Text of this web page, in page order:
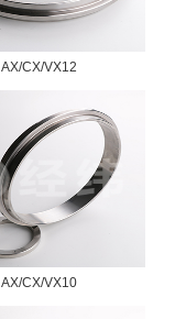
AX/CX/VX12
AX/CX/VX10